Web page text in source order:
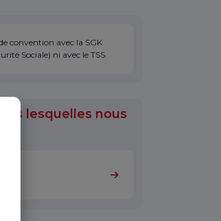
convention avec la SGK
Sociale) ni avec le TSS.
lesquelles nous